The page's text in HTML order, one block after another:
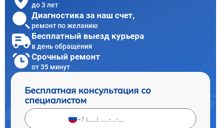
до 3 лет
Диагностика за наш счет,
ремонт по желанию
Бесплатный выезд курьера
в день обращения
Срочный ремонт
от 35 минут
Бесплатная консультация со
специалистом